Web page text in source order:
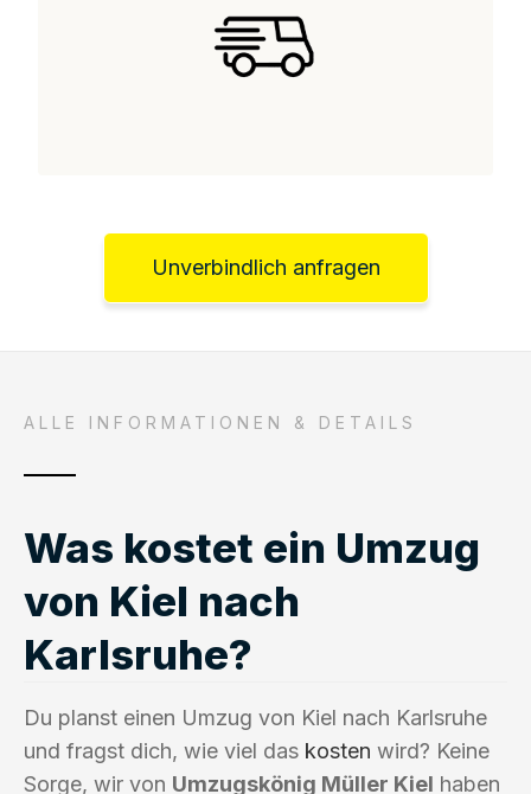
Unverbindlich anfragen
ALLE INFORMATIONEN & DETAILS
Was kostet ein Umzug
von Kiel nach
Karlsruhe?
Du planst einen Umzug von Kiel nach Karlsruhe
und fragst dich, wie viel das kosten wird? Keine
Sorge, wir von Umzugskönig Müller Kiel haben